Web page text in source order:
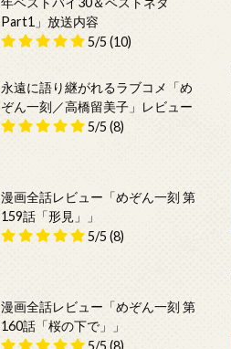
Part1」放送内容
5/5 (10)
永遠に語り継がれるラブコメ「め
ぞん一刻／高橋留美子」レビュー
5/5 (8)
漫画全話レビュー「めぞん一刻 第
159話「形見」」
5/5 (8)
漫画全話レビュー「めぞん一刻 第
160話「桜の下で」」